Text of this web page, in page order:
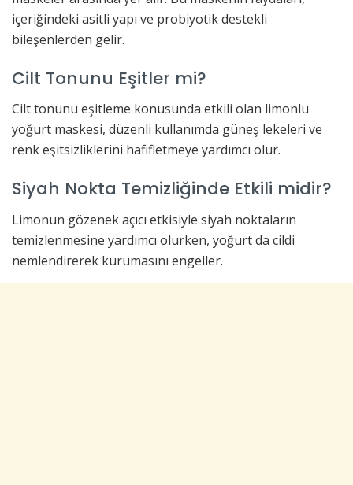
içeriğindeki asitli yapı ve probiyotik destekli
bileşenlerden gelir.
Cilt Tonunu Eşitler mi?
Cilt tonunu eşitleme konusunda etkili olan limonlu
yoğurt maskesi, düzenli kullanımda güneş lekeleri ve
renk eşitsizliklerini hafifletmeye yardımcı olur.
Siyah Nokta Temizliğinde Etkili midir?
Limonun gözenek açıcı etkisiyle siyah noktaların
temizlenmesine yardımcı olurken, yoğurt da cildi
nemlendirerek kurumasını engeller.